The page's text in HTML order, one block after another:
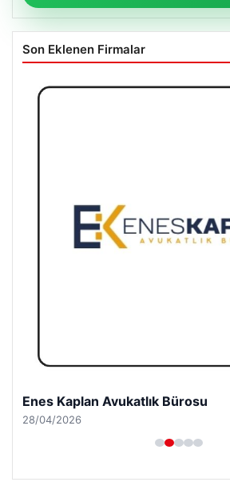
Son Eklenen Firmalar
Enes Kaplan Avukatlık Bürosu
28/04/2026